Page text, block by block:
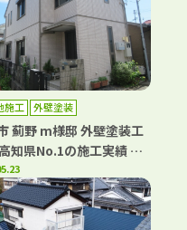
施工 外壁塗装
薊野 m様邸 外壁塗装工
高知県No.1の施工実績 WB
多彩仕上工法で新築のよ
上がり！